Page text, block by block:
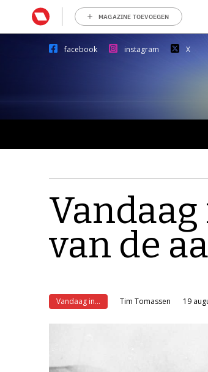
MAGAZINE TOEVOEGEN
facebook instagram X
Vandaag
van de
Vandaag in... Tim Tomassen 19